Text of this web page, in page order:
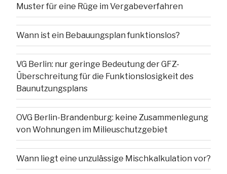
Muster für eine Rüge im Vergabeverfahren
Wann ist ein Bebauungsplan funktionslos?
VG Berlin: nur geringe Bedeutung der GFZ-
Überschreitung für die Funktionslosigkeit des
Baunutzungsplans
OVG Berlin-Brandenburg: keine Zusammenlegung
von Wohnungen im Milieuschutzgebiet
Wann liegt eine unzulässige Mischkalkulation vor?